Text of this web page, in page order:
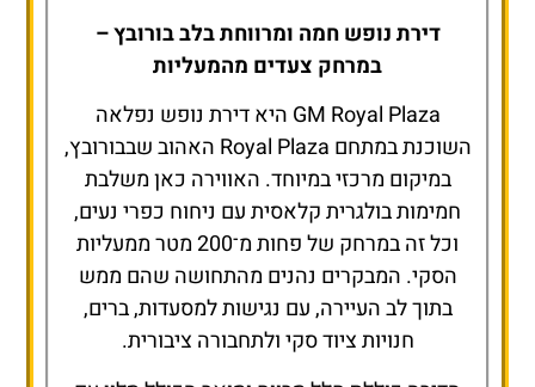
דירת נופש חמה ומרווחת בלב בורובץ –
במרחק צעדים מהמעליות
GM Royal Plaza היא דירת נופש נפלאה
השוכנת במתחם Royal Plaza האהוב שבבורובץ,
במיקום מרכזי במיוחד. האווירה כאן משלבת
חמימות בולגרית קלאסית עם ניחוח כפרי נעים,
וכל זה במרחק של פחות מ־200 מטר ממעליות
הסקי. המבקרים נהנים מהתחושה שהם ממש
בתוך לב העיירה, עם נגישות למסעדות, ברים,
חנויות ציוד סקי ולתחבורה ציבורית.